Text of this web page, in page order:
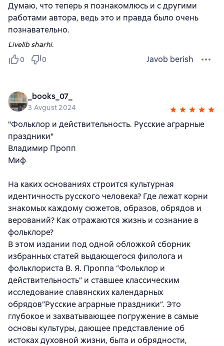
Думаю, что теперь я познакомлюсь и с другими
работами автора, ведь это и правда было очень
познавательно.
Livelib sharhi.
0
0 Javob berish
_books_07_
3 Avgust 2024
"Фольклор и действительность. Русские аграрные
праздники"
Владимир Пропп
Миф
На каких основаниях строится культурная
идентичность русского человека? Где лежат корни
знакомых каждому сюжетов, образов, обрядов и
верований? Как отражаются жизнь и сознание в
фольклоре?
В этом издании под одной обложкой сборник
избранных статей выдающегося филолога и
фольклориста В. Я. Проппа “Фольклор и
действительность” и ставшее классическим
исследование славянских календарных
обрядов“Русские аграрные праздники”. Это
глубокое и захватывающее погружение в самые
основы культуры, дающее представление об
истоках духовной жизни, быта и обрядности,